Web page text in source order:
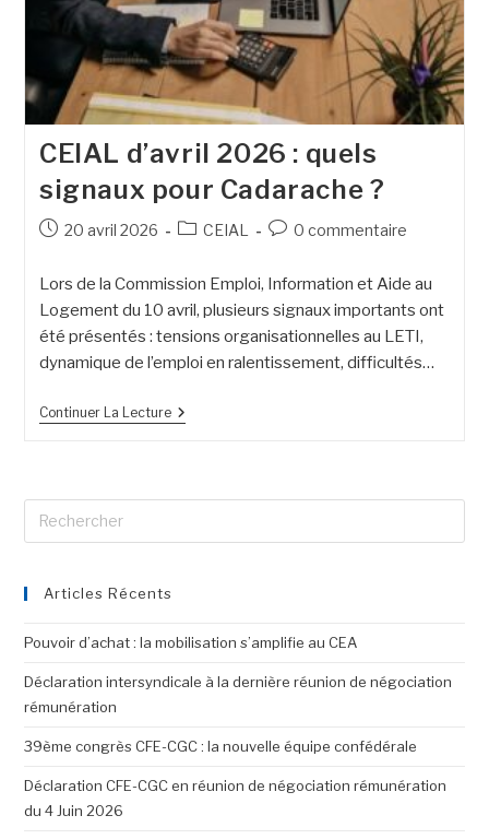
CEIAL d’avril 2026 : quels
signaux pour Cadarache ?
20 avril 2026 CEIAL 0 commentaire
Lors de la Commission Emploi, Information et Aide au
Logement du 10 avril, plusieurs signaux importants ont
été présentés : tensions organisationnelles au LETI,
dynamique de l’emploi en ralentissement, difficultés…
Continuer La Lecture
Articles Récents
Pouvoir d’achat : la mobilisation s’amplifie au CEA
Déclaration intersyndicale à la dernière réunion de négociation
rémunération
39ème congrès CFE-CGC : la nouvelle équipe confédérale
Déclaration CFE-CGC en réunion de négociation rémunération
du 4 Juin 2026